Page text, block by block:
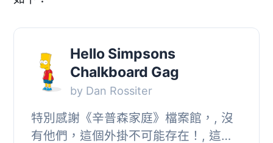
Hello Simpsons
Chalkboard Gag
by Dan Rossiter
特別感謝《辛普森家庭》檔案館，, 沒
有他們，這個外掛不可能存在！, 這個